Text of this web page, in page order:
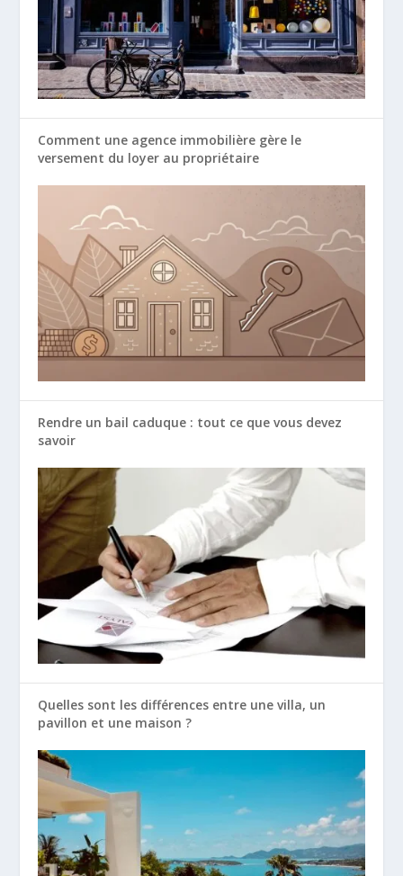
Comment une agence immobilière gère le
versement du loyer au propriétaire
Rendre un bail caduque : tout ce que vous devez
savoir
Quelles sont les différences entre une villa, un
pavillon et une maison ?